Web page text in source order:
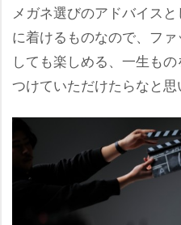
メガネ選びのアドバイス
に着けるものなので、フ
しても楽しめる、一生も
つけていただけたらなと思